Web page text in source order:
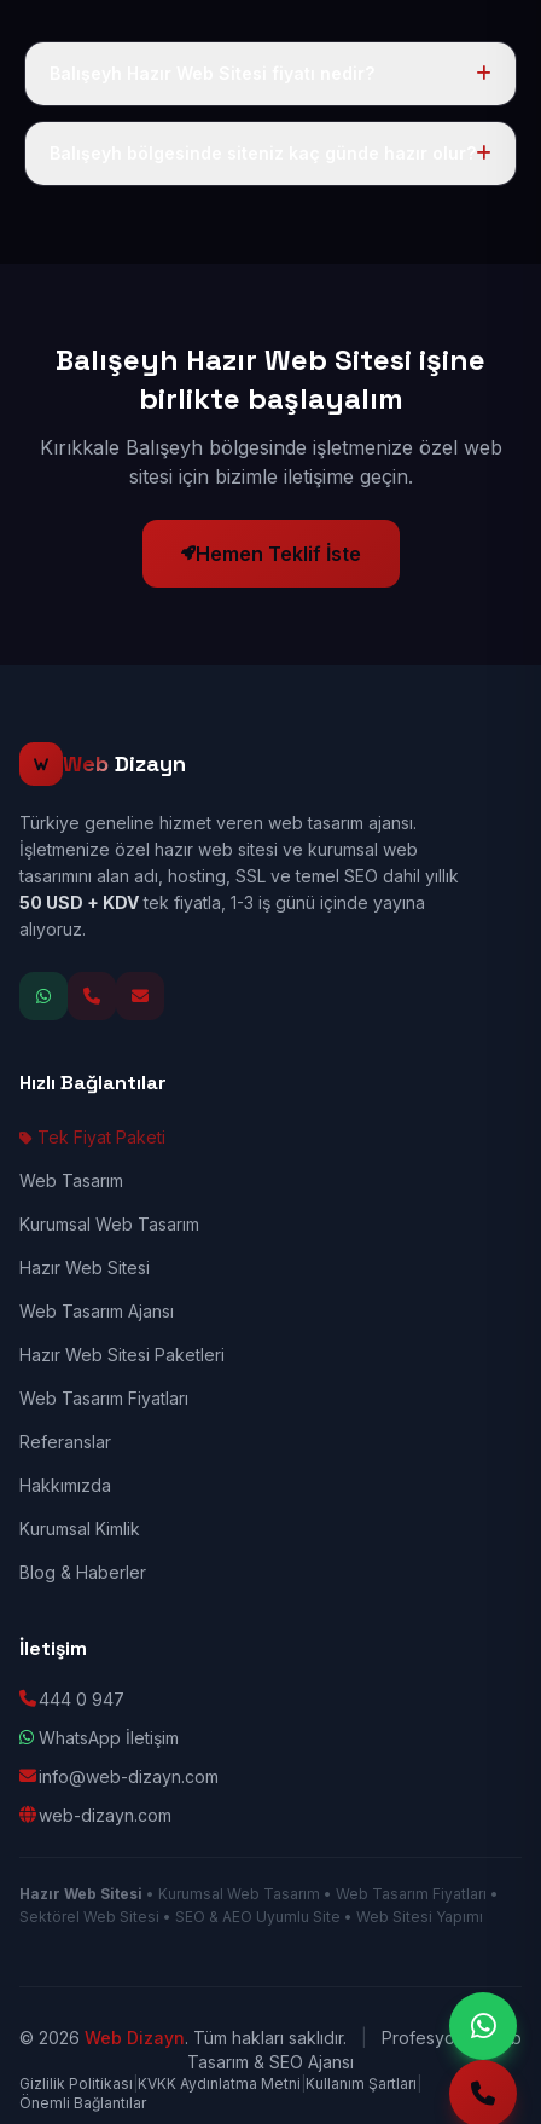
Tek fiyat uygulanır: yıllık 50 USD + KDV. Bu bedele alan
Balışeyh Hazır Web Sitesi işine
birlikte başlayalım
Kırıkkale Balışeyh bölgesinde işletmenize özel web
sitesi için bizimle iletişime geçin.
Hemen Teklif İste
Web Dizayn
Türkiye geneline hizmet veren web tasarım ajansı.
İşletmenize özel hazır web sitesi ve kurumsal web
tasarımını alan adı, hosting, SSL ve temel SEO dahil yıllık
50 USD + KDVtek fiyatla, 1-3 iş günü içinde yayına
alıyoruz.
Hızlı Bağlantılar
Tek Fiyat Paketi
Web Tasarım
Kurumsal Web Tasarım
Hazır Web Sitesi
Web Tasarım Ajansı
Hazır Web Sitesi Paketleri
Web Tasarım Fiyatları
Referanslar
Hakkımızda
Kurumsal Kimlik
Blog & Haberler
İletişim
444 0 947
WhatsApp İletişim
info@web-dizayn.com
web-dizayn.com
Hazır Web Sitesi • Kurumsal Web Tasarım • Web Tasarım Fiyatları •
Sektörel Web Sitesi • SEO & AEO Uyumlu Site • Web Sitesi Yapımı
© 2026 Web Dizayn. Tüm hakları saklıdır.
Profesyonel Web
Tasarım & SEO Ajansı
Gizlilik Politikası KVKK Aydınlatma Metni Kullanım Şartları
Önemli Bağlantılar